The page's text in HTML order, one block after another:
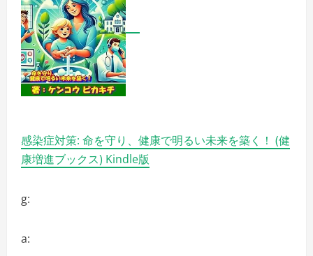
感染症対策: 命を守り、健康で明るい未来を築く！ (健
康増進ブックス) Kindle版
g:
a: